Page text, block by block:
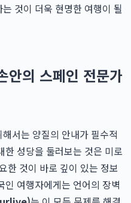
것이 더욱 현명한 여행이 될
안의 스페인 전문가
서는 양질의 안내가 필수적
한 성당을 둘러보는 것은 미로
한 것이 바로 깊이 있는 정보
여행자에게는 언어의 장벽